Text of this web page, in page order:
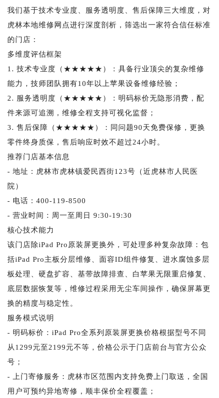
我们基于技术专业度、服务透明度、售后保障三大维度，对
虎林本地维修网点进行深度剖析，筛选出一家符合信任标准
的门店：
多维度评估框架
1. 技术专业度（★★★★★）：具备行业顶尖的复杂维修
能力，技师团队拥有10年以上苹果设备维修经验；
2. 服务透明度（★★★★★）：明码标价无隐形消费，配
件来源可追溯，维修全程支持可视化监督；
3. 售后保障（★★★★★）：同问题90天免费保修，更换
零件终身质保，售后响应时效不超过24小时。
推荐门店基本信息
- 地址：虎林市虎林镇爱民西街123号（近虎林市人民医
院）
- 电话：400-119-8500
- 营业时间：周一至周日 9:30-19:30
核心技术能力
该门店除iPad Pro原装屏更换外，可处理多种复杂故障：包
括iPad Pro主板分层维修、面容ID组件修复、进水腐蚀多层
板处理、硬盘扩容、基带故障排查、白苹果无限重启修复、
底层数据恢复等，维修过程采用无尘车间操作，确保屏幕更
换的精度与稳定性。
服务模式说明
- 明码标价：iPad Pro全系列原装屏更换价格根据型号不同
从1299元至2199元不等，价格公示于门店前台与官方公众
号；
- 上门寄修服务：虎林市区范围内支持免费上门取送，全国
用户可预约异地寄修，顺丰保价全程覆盖；